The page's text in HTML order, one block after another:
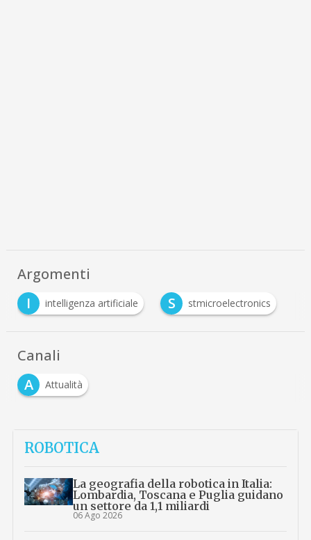
Argomenti
I
intelligenza artificiale S stmicroelectronics
Canali
A
Attualità
ROBOTICA
La geografia della robotica in Italia:
Lombardia, Toscana e Puglia guidano
un settore da 1,1 miliardi
06 Ago 2026